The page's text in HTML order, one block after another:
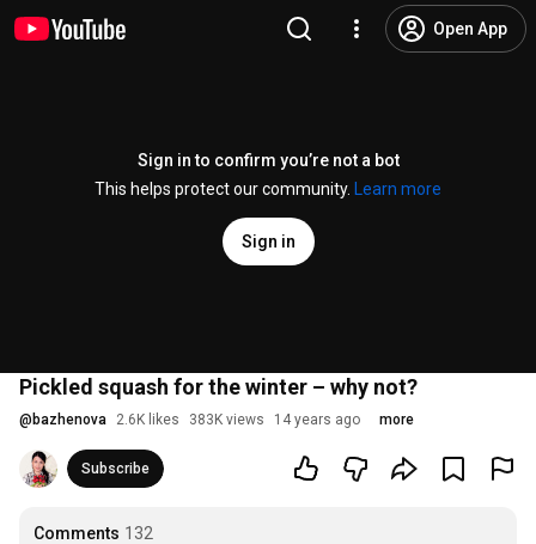
Open App
Sign in to confirm you’re not a bot
This helps protect our community.
Learn more
Sign in
Pickled squash for the winter – why not?
@ bazhenova 2.6K likes 383K views 14 years ago more
Subscribe
Comments 132